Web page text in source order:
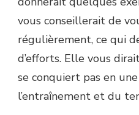
vous conseillerait de
régulièrement, ce qui
d’efforts. Elle vous
se conquiert pas en
l’entraînement et du